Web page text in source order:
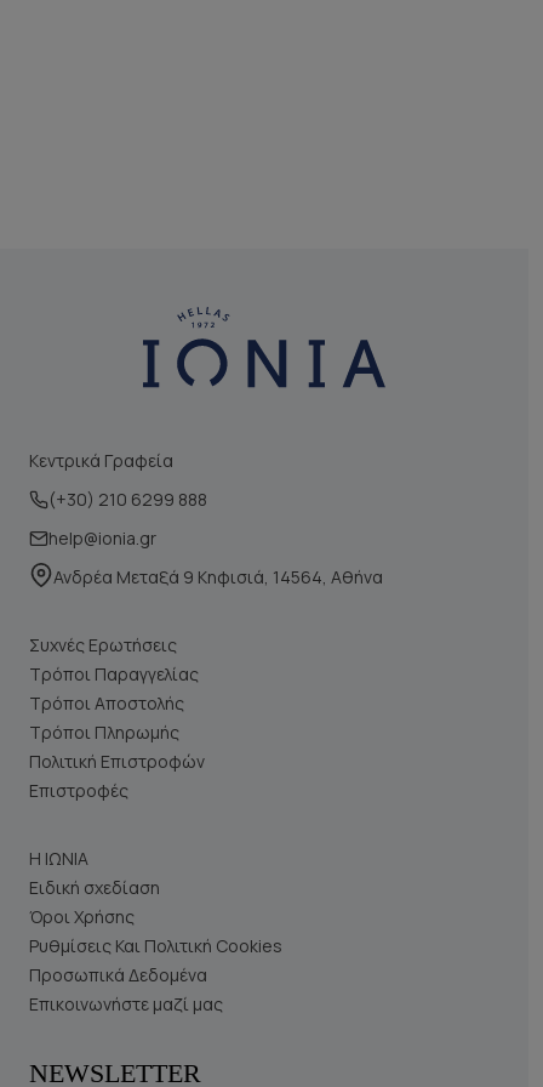
Κεντρικά Γραφεία
(+30) 210 6299 888
help@ionia.gr
Ανδρέα Μεταξά 9 Κηφισιά, 14564, Αθήνα
Συχνές Ερωτήσεις
Τρόποι Παραγγελίας
Τρόποι Αποστολής
Τρόποι Πληρωμής
Πολιτική Επιστροφών
Επιστροφές
Η ΙΩΝΙΑ
Ειδική σχεδίαση
Όροι Χρήσης
Ρυθμίσεις Και Πολιτική Cookies
Προσωπικά Δεδομένα
Επικοινωνήστε μαζί μας
NEWSLETTER